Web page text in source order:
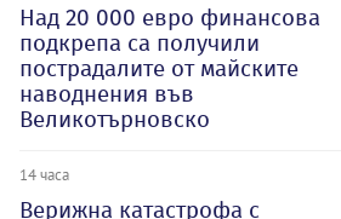
Над 20 000 евро финансова
подкрепа са получили
пострадалите от майските
наводнения във
Великотърновско
14 часа
Верижна катастрофа с